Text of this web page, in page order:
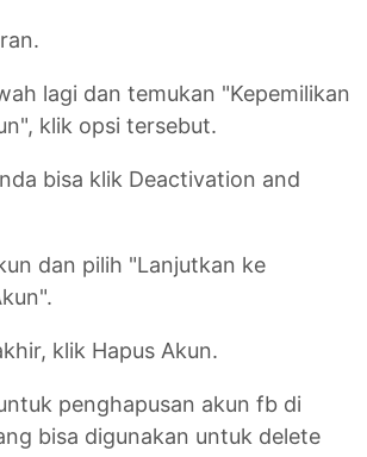
lagi dan temukan "Kepemilikan
klik opsi tersebut.
bisa klik Deactivation and
dan pilih "Lanjutkan ke
klik Hapus Akun.
penghapusan akun fb di
bisa digunakan untuk delete